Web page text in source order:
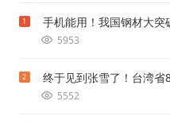
1 手机能用！我国钢材大
5953
2 终于见到张雪了！台湾省
5552